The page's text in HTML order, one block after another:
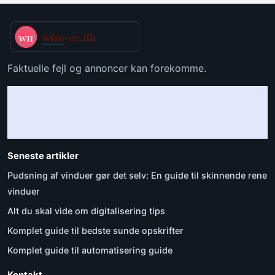
Faktuelle fejl og annoncer kan forekomme.
Seneste artikler
Pudsning af vinduer gør det selv: En guide til skinnende rene
vinduer
Alt du skal vide om digitalisering tips
Komplet guide til bedste sunde opskrifter
Komplet guide til automatisering guide